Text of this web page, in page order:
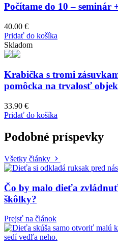
Počítame do 10 – seminár
40.00 €
Pridať do košíka
Skladom
Krabička s tromi
pomôcka na trvalosť
33.90 €
Pridať do košíka
Podobné príspevky
Všetky články
Čo by malo dieťa
škôlky?
Prejsť na článok